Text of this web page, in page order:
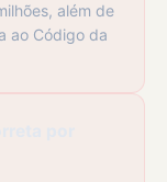
além de
ao Código da